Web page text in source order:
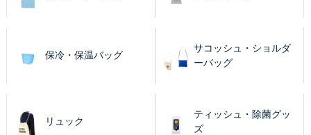
保冷・保温バッグ
サコッシュ・ショルダ
ーバッグ
リュック
ティッシュ・除菌グッ
ズ